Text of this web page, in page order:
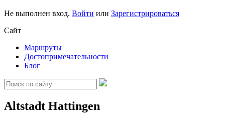
Не выполнен вход. Войти или Зарегистрироваться
Сайт
Маршруты
Достопримечательности
Блог
Altstadt Hattingen